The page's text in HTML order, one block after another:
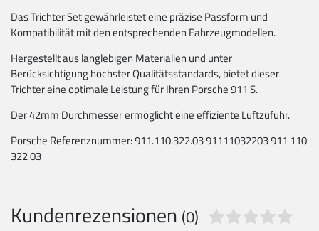
Das Trichter Set gewährleistet eine präzise Passform und
Kompatibilität mit den entsprechenden Fahrzeugmodellen.
Hergestellt aus langlebigen Materialien und unter
Berücksichtigung höchster Qualitätsstandards, bietet dieser
Trichter eine optimale Leistung für Ihren Porsche 911 S.
Der 42mm Durchmesser ermöglicht eine effiziente Luftzufuhr.
Porsche Referenznummer: 911.110.322.03 91111032203 911 110
322 03
Kundenrezensionen (0)